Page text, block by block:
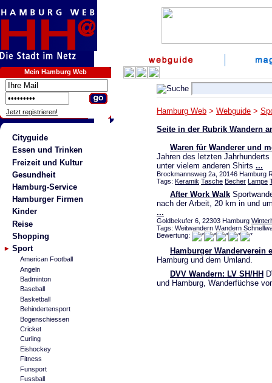
Mein Hamburg Web
Jetzt registrieren!
Cityguide
Essen und Trinken
Freizeit und Kultur
Gesundheit
Hamburg-Service
Hamburger Firmen
Kinder
Reise
Shopping
Sport
American Football
Angeln
Badminton
Baseball
Basketball
Behindertensport
Bogenschiessen
Cricket
Curling
Eishockey
Fitness
Funsport
Fussball
Hamburg Web > Webguide >
Seite in der Rubrik Wandern
Waren für Wanderer und
Jahren des letzten
unter vielem anderen Shirts ...
Brockmannsweg 2a, 20146 Hamburg
Tags: Keramik Tasche Becher Lampe
After Work Walk
nach der Arbeit, 20 km in und
...
Goldbekufer 6, 22303 Hamburg
Tags: Weitwandern Wandern
Bewertung:
Hamburger Wanderverein
Hamburg und dem Umland.
DVV Wandern: LV SH/HH
und Hamburg, Wanderfüchse